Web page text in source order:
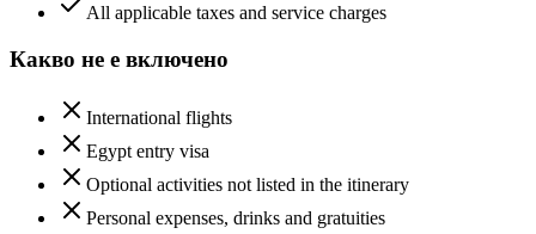
All applicable taxes and service charges
Какво не е включено
International flights
Egypt entry visa
Optional activities not listed in the itinerary
Personal expenses, drinks and gratuities